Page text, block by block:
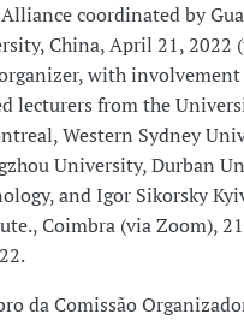
coordinated by
China, April 21, 2022
with
lecturers from the
Western Sydney
University, Durban
and Igor Sikorsky
Coimbra (via Zoom),
da Comissão